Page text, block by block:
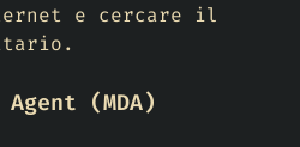
e cercare il
(MDA)